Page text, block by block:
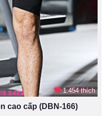
1.454 thích
cao cấp (DBN-166)